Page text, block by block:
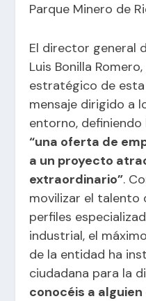
Parque Minero de
El director general
Luis Bonilla
estratégico de
mensaje dirigido a
entorno,
“una oferta de
a un proyecto
extraordinario”.
movilizar el talento
perfiles
industrial, el
de la entidad ha
ciudadana para la
conocéis a